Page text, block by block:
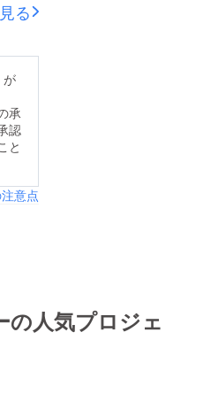
る
が
承
認
と
意点
の人気プロジェ